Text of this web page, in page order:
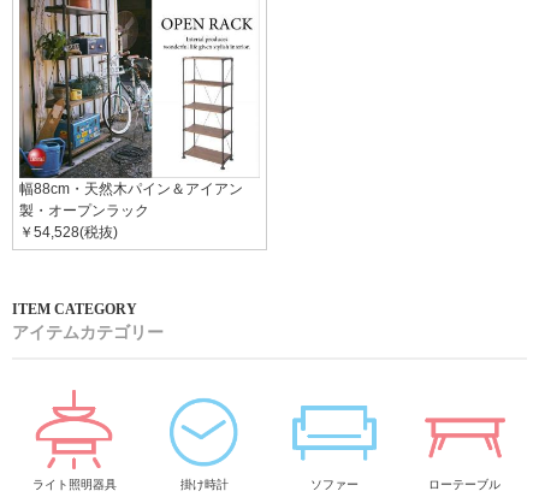
幅88cm・天然木パイン＆アイアン
製・オープンラック
￥54,528(税抜)
アイテムカテゴリー
ライト照明器具 掛け時計 ソファー ローテーブル